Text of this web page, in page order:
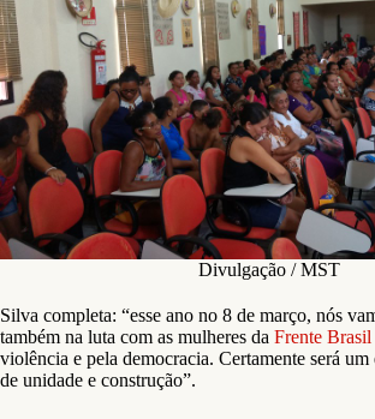
Divulgação / MST
Silva completa: “esse ano no 8 de março, nós
também na luta com as mulheres da Frente Brasil
violência e pela democracia. Certamente será um
de unidade e construção”.